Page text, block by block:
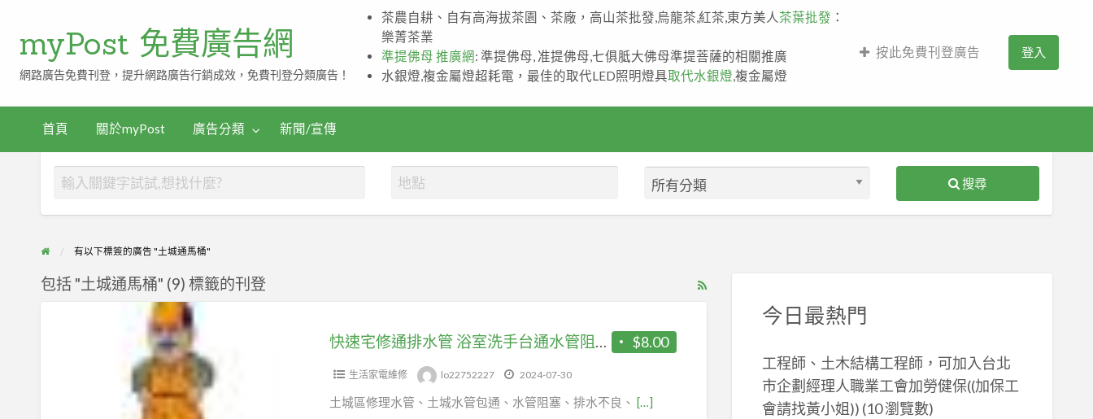
myPost 免費廣告網
網路廣告免費刊登，提升網路廣告行銷成效，免費刊登分類廣告！
茶農自耕、自有高海拔茶園、茶廠，高山茶批發,烏龍茶,紅茶,東方美人 茶葉批發 ：
樂菁茶業
準提佛母 推廣網: 準提佛母, 准提佛母,七俱胝大佛母準提菩薩的相關推廣
水銀燈,複金屬燈超耗電，最佳的取代LED照明燈具取代水銀燈 ,複金屬燈
按此免費刊登廣告 登入
首頁 關於myPost 廣告分類 新聞/宣傳
搜尋
有以下標簽的廣告 "土城通馬桶"
RSS
包括 "土城通馬桶" (9) 標籤的刊登
$8.00
快速宅修通排水管 浴室洗手台通水管阻塞 流理台通水管土城區
生活家電維修 lo22752227 2024-07-30
土城區修理水管、土城水管包通、水管阻塞、排水不良、 […]
今日最熱門
工程師、土木結構工程師，可加入台北
市企劃經理人職業工會加勞健保((加保工
會請找黃小姐)) (10 瀏覽數)